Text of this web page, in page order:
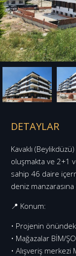
DETAYLAR
Kavaklı
oluşmakta ve 2+1
sahip 46 daire
deniz
📍 Konum:
• Projenin
• Mağazalar BİM/
• Alışveriş